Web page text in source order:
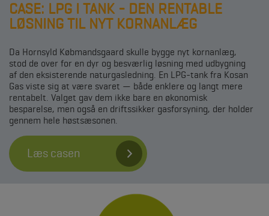
CASE: LPG I TANK - DEN RENTABLE
LØSNING TIL NYT KORNANLÆG
Da Hornsyld Købmandsgaard skulle bygge nyt kornanlæg,
stod de over for en dyr og besværlig løsning med udbygning
af den eksisterende naturgasledning. En LPG-tank fra Kosan
Gas viste sig at være svaret — både enklere og langt mere
rentabelt. Valget gav dem ikke bare en økonomisk
besparelse, men også en driftssikker gasforsyning, der holder
gennem hele høstsæsonen.
Læs casen